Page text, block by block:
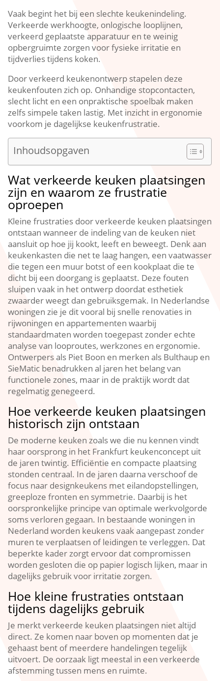
Vaak begint het bij een slechte keukenindeling.​
Verkeerde werkhoogte, onlogische looplijnen,
verkeerd geplaatste apparatuur en te weinig
opbergruimte zorgen voor fysieke irritatie en
tijdverlies tijdens koken.​
Door verkeerd keukenontwerp stapelen deze
keukenfouten zich op.​ Onhandige stopcontacten,
slecht licht en een onpraktische spoelbak maken
zelfs simpele taken lastig.​ Met inzicht in ergonomie
voorkom je dagelijkse keukenfrustratie.​
Inhoudsopgaven
Wat verkeerde keuken plaatsingen
zijn en waarom ze frustratie
oproepen
Kleine frustraties door verkeerde keuken plaatsingen
ontstaan wanneer de indeling van de keuken niet
aansluit op hoe jij kookt, leeft en beweegt.​ Denk aan
keukenkasten die net te laag hangen, een vaatwasser
die tegen een muur botst of een kookplaat die te
dicht bij een doorgang is geplaatst.​ Deze fouten
sluipen vaak in het ontwerp doordat esthetiek
zwaarder weegt dan gebruiksgemak.​ In Nederlandse
woningen zie je dit vooral bij snelle renovaties in
rijwoningen en appartementen waarbij
standaardmaten worden toegepast zonder echte
analyse van looproutes, werkzones en ergonomie.​
Ontwerpers als Piet Boon en merken als Bulthaup en
SieMatic benadrukken al jaren het belang van
functionele zones, maar in de praktijk wordt dat
regelmatig genegeerd.​
Hoe verkeerde keuken plaatsingen
historisch zijn ontstaan
De moderne keuken zoals we die nu kennen vindt
haar oorsprong in het Frankfurt keukenconcept uit
de jaren twintig.​ Efficiëntie en compacte plaatsing
stonden centraal.​ In de jaren daarna verschoof de
focus naar designkeukens met eilandopstellingen,
greeploze fronten en symmetrie.​ Daarbij is het
oorspronkelijke principe van optimale werkvolgorde
soms verloren gegaan.​ In bestaande woningen in
Nederland worden keukens vaak aangepast zonder
muren te verplaatsen of leidingen te verleggen.​ Dat
beperkte kader zorgt ervoor dat compromissen
worden gesloten die op papier logisch lijken, maar in
dagelijks gebruik voor irritatie zorgen.​
Hoe kleine frustraties ontstaan
tijdens dagelijks gebruik
Je merkt verkeerde keuken plaatsingen niet altijd
direct.​ Ze komen naar boven op momenten dat je
gehaast bent of meerdere handelingen tegelijk
uitvoert.​ De oorzaak ligt meestal in een verkeerde
afstemming tussen mens en ruimte.​